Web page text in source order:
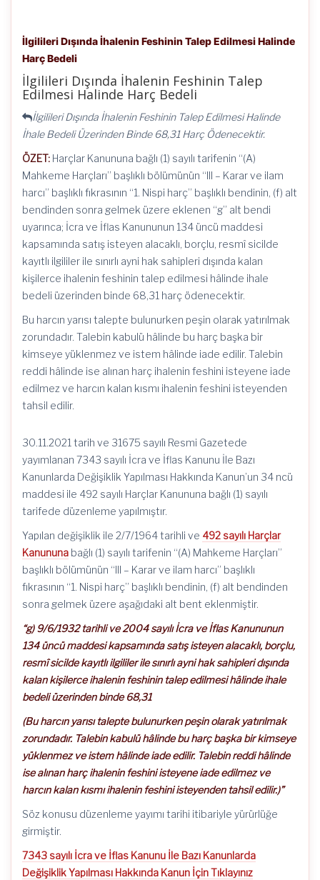
İlgilileri Dışında İhalenin Feshinin Talep Edilmesi Halinde
Harç Bedeli
İlgilileri Dışında İhalenin Feshinin Talep
Edilmesi Halinde Harç Bedeli
İlgilileri Dışında İhalenin Feshinin Talep Edilmesi Halinde
İhale Bedeli Üzerinden Binde 68,31 Harç Ödenecektir.
ÖZET: Harçlar Kanununa bağlı (1) sayılı tarifenin “(A)
Mahkeme Harçları” başlıklı bölümünün “III – Karar ve ilam
harcı” başlıklı fıkrasının “1. Nispi harç” başlıklı bendinin, (f) alt
bendinden sonra gelmek üzere eklenen “g” alt bendi
uyarınca; İcra ve İflas Kanununun 134 üncü maddesi
kapsamında satış isteyen alacaklı, borçlu, resmî sicilde
kayıtlı ilgililer ile sınırlı ayni hak sahipleri dışında kalan
kişilerce ihalenin feshinin talep edilmesi hâlinde ihale
bedeli üzerinden binde 68,31 harç ödenecektir.
Bu harcın yarısı talepte bulunurken peşin olarak yatırılmak
zorundadır. Talebin kabulü hâlinde bu harç başka bir
kimseye yüklenmez ve istem hâlinde iade edilir. Talebin
reddi hâlinde ise alınan harç ihalenin feshini isteyene iade
edilmez ve harcın kalan kısmı ihalenin feshini isteyenden
tahsil edilir.
30.11.2021 tarih ve 31675 sayılı Resmi Gazetede
yayımlanan 7343 sayılı İcra ve İflas Kanunu İle Bazı
Kanunlarda Değişiklik Yapılması Hakkında Kanun’un 34 ncü
maddesi ile 492 sayılı Harçlar Kanununa bağlı (1) sayılı
tarifede düzenleme yapılmıştır.
Yapılan değişiklik ile 2/7/1964 tarihli ve 492 sayılı Harçlar
Kanununa bağlı (1) sayılı tarifenin “(A) Mahkeme Harçları”
başlıklı bölümünün “III – Karar ve ilam harcı” başlıklı
fıkrasının “1. Nispi harç” başlıklı bendinin, (f) alt bendinden
sonra gelmek üzere aşağıdaki alt bent eklenmiştir.
“g) 9/6/1932 tarihli ve 2004 sayılı İcra ve İflas Kanununun
134 üncü maddesi kapsamında satış isteyen alacaklı, borçlu,
resmî sicilde kayıtlı ilgililer ile sınırlı ayni hak sahipleri dışında
kalan kişilerce ihalenin feshinin talep edilmesi hâlinde ihale
bedeli üzerinden binde 68,31
(Bu harcın yarısı talepte bulunurken peşin olarak yatırılmak
zorundadır. Talebin kabulü hâlinde bu harç başka bir kimseye
yüklenmez ve istem hâlinde iade edilir. Talebin reddi hâlinde
ise alınan harç ihalenin feshini isteyene iade edilmez ve
harcın kalan kısmı ihalenin feshini isteyenden tahsil edilir.)”
Söz konusu düzenleme yayımı tarihi itibariyle yürürlüğe
girmiştir.
7343 sayılı İcra ve İflas Kanunu İle Bazı Kanunlarda
Değişiklik Yapılması Hakkında Kanun İçin Tıklayınız